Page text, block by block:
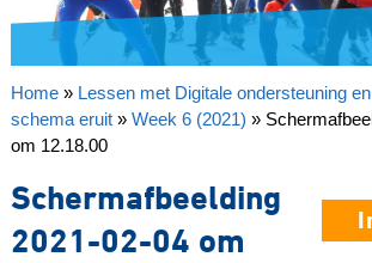
Home» Lessen met Digitale ondersteuning
schema eruit» Week 6 (2021) »
om 12.18.00
Schermafbeelding
2021-02-04 om